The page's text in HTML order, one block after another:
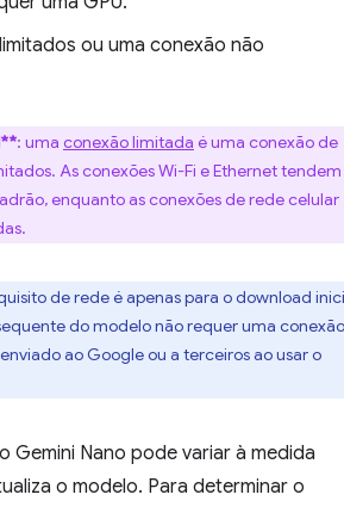
ou uma conexão não
: uma conexão limitada é uma conexão de
As conexões Wi-Fi e Ethernet
enquanto as conexões de rede celular
de rede é apenas para o download
do modelo não requer uma
ao Google ou a terceiros ao usar o
Gemini Nano pode variar à medida
o modelo. Para determinar o